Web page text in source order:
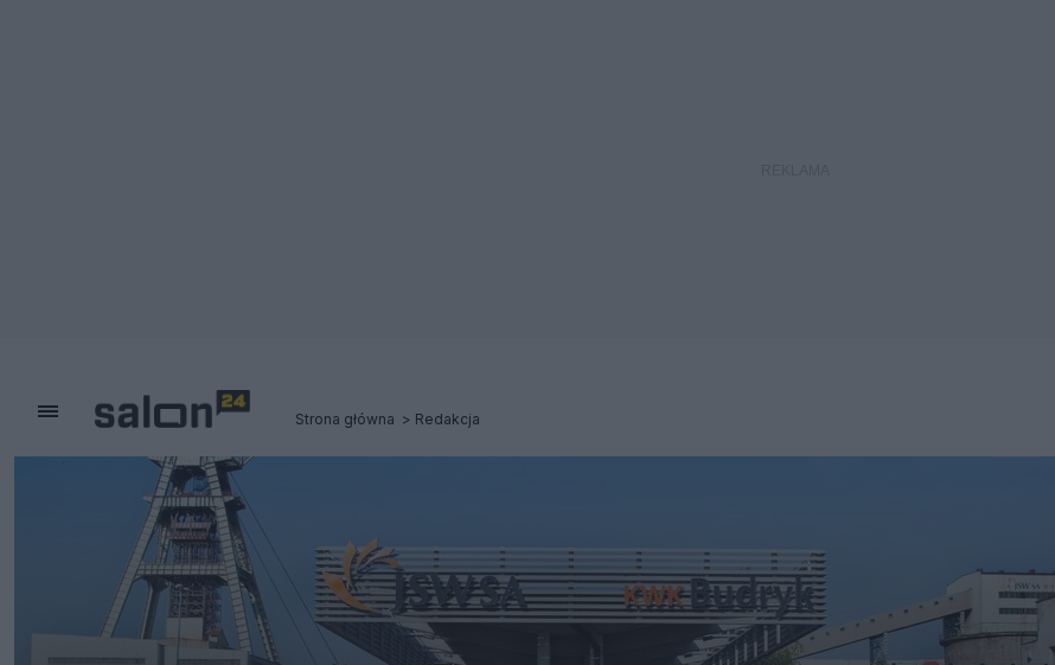
Strona główna Redakcja